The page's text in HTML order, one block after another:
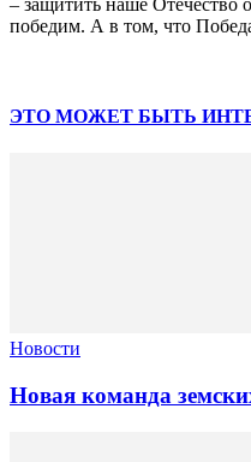
победим. А в том, что
ЭТО МОЖЕТ БЫТЬ
Новости
Новая команда